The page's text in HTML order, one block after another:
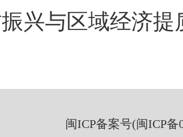
兴与区域经济提
闽ICP备案号(闽ICP备